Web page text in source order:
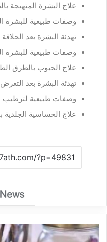
علاج البشرة المتهيجة
وصفات طبيعية للبشرة
تهدئة البشرة بعد الحلاقة
وصفات طبيعية للبشرة
علاج الحبوب بالطرق
تهدئة البشرة بعد
وصفات طبيعية لترطيب
علاج الحساسية الجلدية